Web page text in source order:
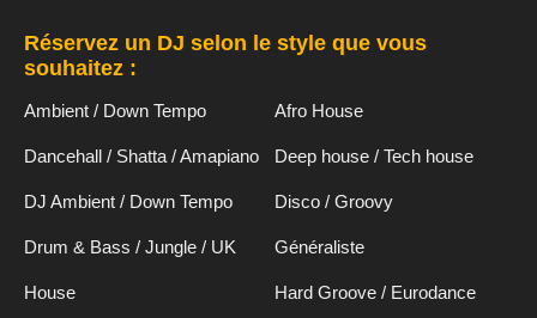
Réservez un DJ selon le style que vous
souhaitez :
Ambient / Down Tempo Afro House
Dancehall / Shatta / Amapiano Deep house / Tech house
DJ Ambient / Down Tempo Disco / Groovy
Drum & Bass / Jungle / UK Généraliste
House Hard Groove / Eurodance